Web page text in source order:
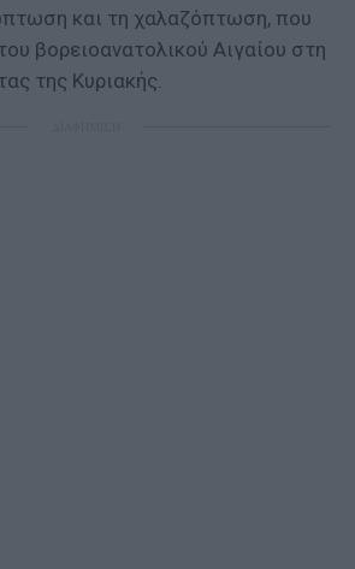
και τη χαλαζόπτωση, που
βορειοανατολικού Αιγαίου στη
της Κυριακής.